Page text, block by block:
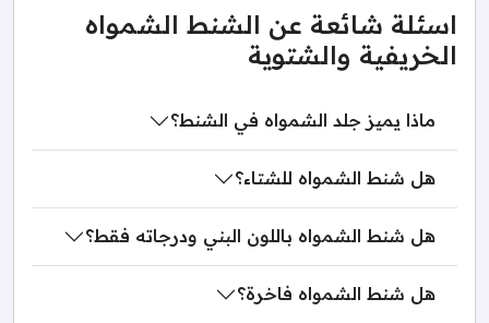
اسئلة شائعة عن الشنط الشمواه
الخريفية والشتوية
ماذا يميز جلد الشمواه في الشنط؟
هل شنط الشمواه للشتاء؟
هل شنط الشمواه باللون البني ودرجاته فقط؟
هل شنط الشمواه فاخرة؟